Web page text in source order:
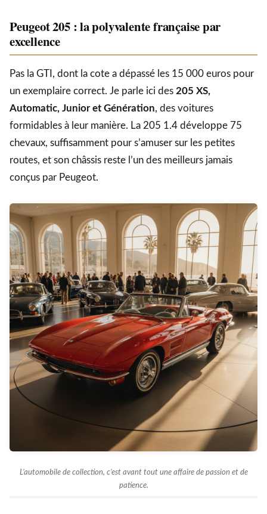
Peugeot 205 : la polyvalente française par
excellence
Pas la GTI, dont la cote a dépassé les 15 000 euros pour
un exemplaire correct. Je parle ici des 205 XS,
Automatic, Junior et Génération, des voitures
formidables à leur manière. La 205 1.4 développe 75
chevaux, suffisamment pour s’amuser sur les petites
routes, et son châssis reste l’un des meilleurs jamais
conçus par Peugeot.
L’automobile de collection, c’est avant tout une affaire de passion et de
patience.